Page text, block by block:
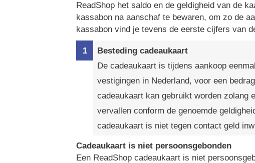
ReadShop het saldo en de geldigheid van de
kassabon na aanschaf te bewaren, om zo de
kassabon vind je tevens de eerste cijfers van
Besteding cadeaukaart
De cadeaukaart is tijdens aankoop
vestigingen in Nederland, voor een
cadeaukaart kan gebruikt worden zolang
vervallen conform de genoemde
cadeaukaart is niet tegen contact geld
Cadeaukaart is niet persoonsgebonden
Een ReadShop cadeaukaart is niet